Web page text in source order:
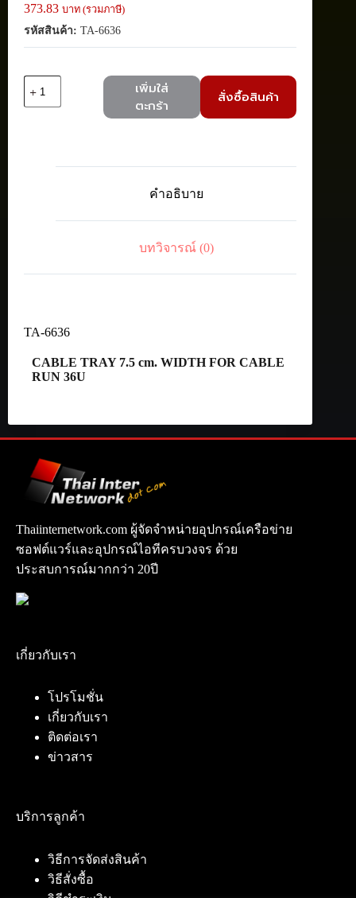
373.83 บาท (รวมภาษี)
รหัสสินค้า: TA-6636
TA-
เพิ่มใส่
ตะกร้า
สั่งซื้อสินค้า
คำอธิบาย
บทวิจารณ์ (0)
TA-6636
CABLE TRAY 7.5 cm. WIDTH FOR CABLE
RUN 36U
Thaiinternetwork.com ผู้จัดจำหน่ายอุปกรณ์เครือข่าย
ซอฟต์แวร์และอุปกรณ์ไอทีครบวงจร ด้วย
ประสบการณ์มากกว่า 20ปี
เกี่ยวกับเรา
โปรโมชั่น
เกี่ยวกับเรา
ติดต่อเรา
ข่าวสาร
บริการลูกค้า
วิธีการจัดส่งสินค้า
วิธีสั่งซื้อ